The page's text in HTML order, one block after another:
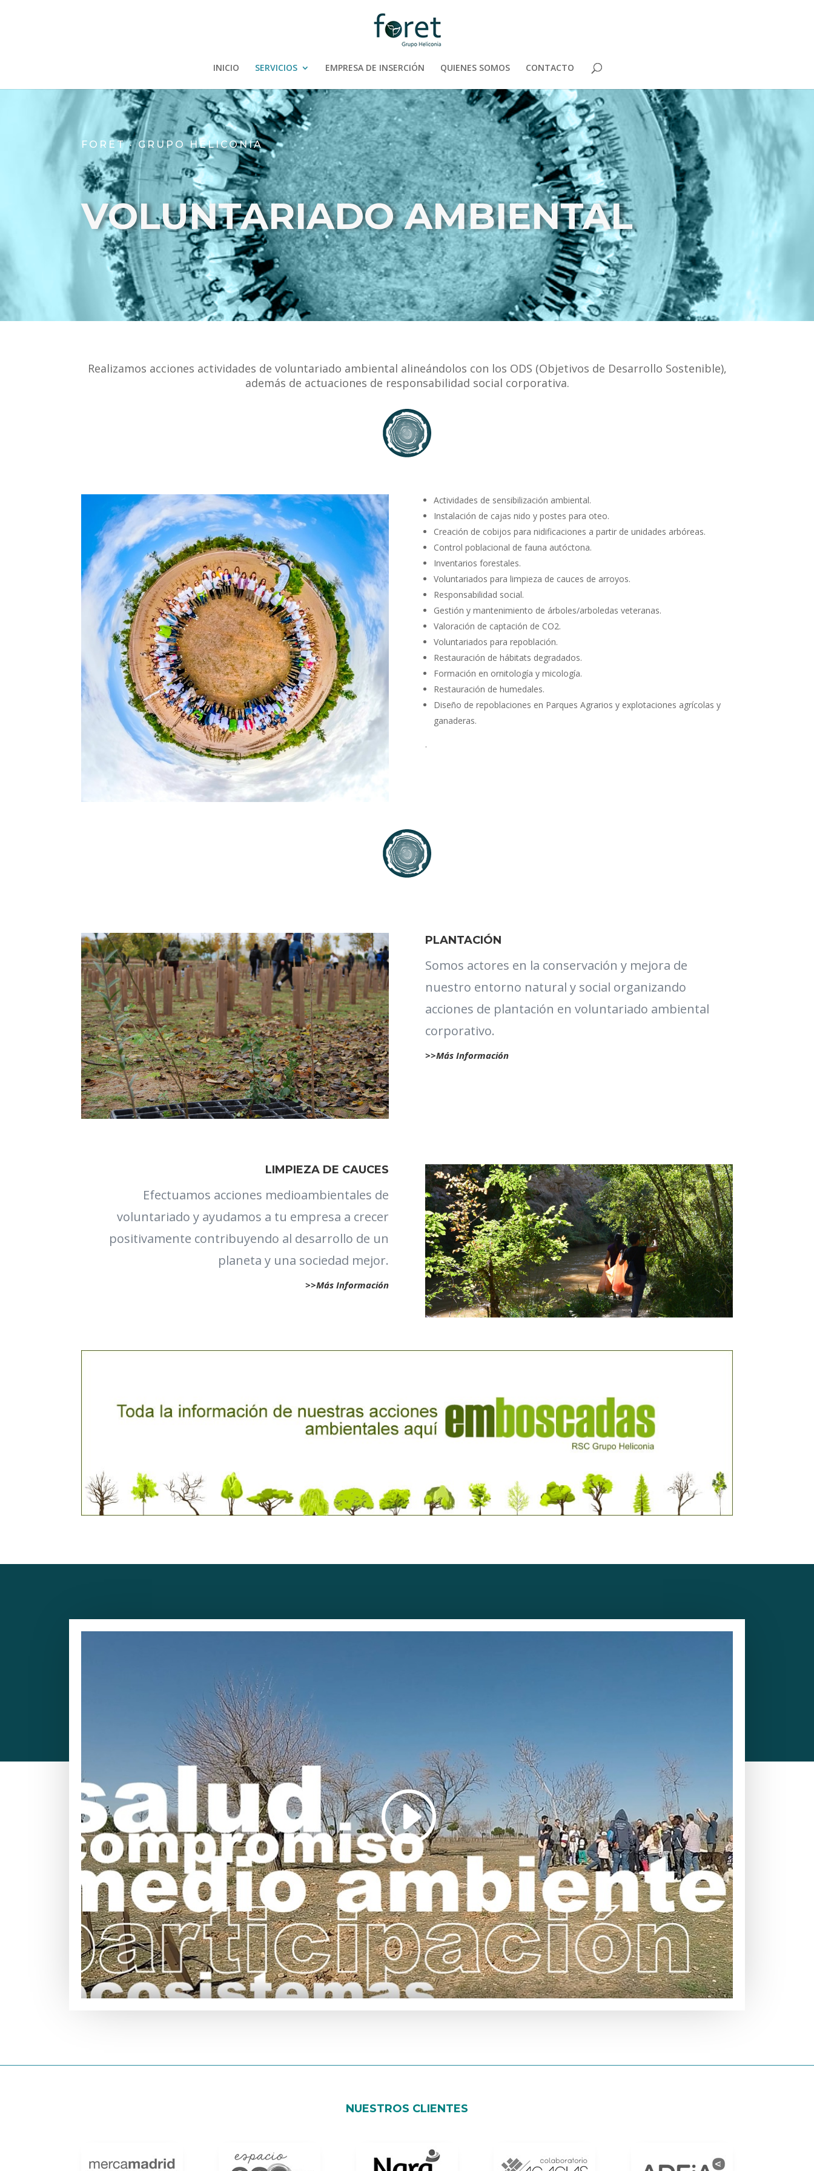
INICIO SERVICIOS EMPRESA DE INSERCIÓN QUIENES SOMOS CONTACTO
FORET · GRUPO HELICONIA
VOLUNTARIADO AMBIENTAL
Realizamos acciones actividades de voluntariado ambiental alineándolos con los ODS (Objetivos de Desarrollo Sostenible),
además de actuaciones de responsabilidad social corporativa.
Actividades de sensibilización ambiental.
Instalación de cajas nido y postes para oteo.
Creación de cobijos para nidificaciones a partir de unidades arbóreas.
Control poblacional de fauna autóctona.
Inventarios forestales.
Voluntariados para limpieza de cauces de arroyos.
Responsabilidad social.
Gestión y mantenimiento de árboles/arboledas veteranas.
Valoración de captación de CO2.
Voluntariados para repoblación.
Restauración de hábitats degradados.
Formación en ornitología y micología.
Restauración de humedales.
Diseño de repoblaciones en Parques Agrarios y explotaciones agrícolas y
ganaderas.
.
PLANTACIÓN
Somos actores en la conservación y mejora de
nuestro entorno natural y social organizando
acciones de plantación en voluntariado ambiental
corporativo.
>>Más Información
LIMPIEZA DE CAUCES
Efectuamos acciones medioambientales de
voluntariado y ayudamos a tu empresa a crecer
positivamente contribuyendo al desarrollo de un
planeta y una sociedad mejor.
>>Más Información
NUESTROS CLIENTES